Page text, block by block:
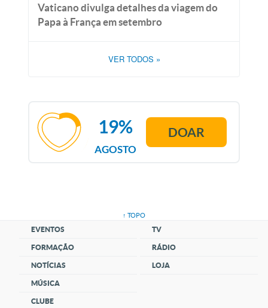
Vaticano divulga detalhes da viagem do
Papa à França em setembro
VER TODOS »
AGOSTO
19% DOAR
↑ TOPO
EVENTOS
FORMAÇÃO
NOTÍCIAS
MÚSICA
CLUBE
TV
RÁDIO
LOJA